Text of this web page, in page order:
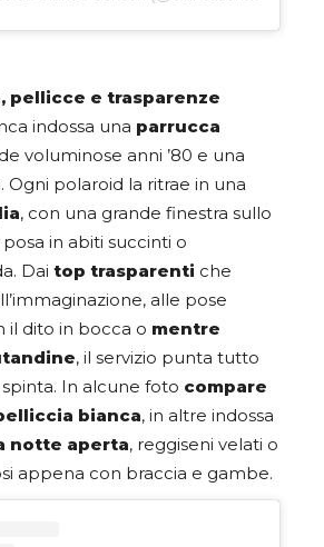
pellicce e trasparenze
indossa una parrucca
voluminose anni ’80 e una
Ogni polaroid la ritrae in una
, con una grande finestra sullo
in abiti succinti o
Dai top trasparenti che
alle pose
il dito in bocca o mentre
, il servizio punta tutto
In alcune foto compare
bianca, in altre indossa
notte aperta, reggiseni velati o
appena con braccia e gambe.